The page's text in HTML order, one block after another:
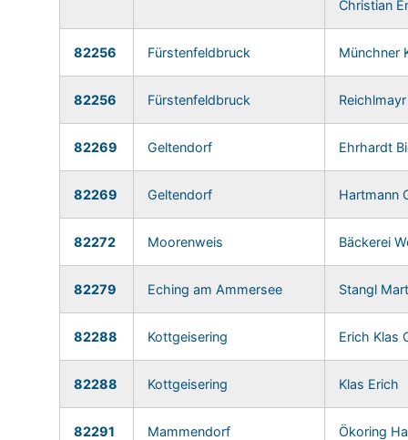
Christian
82256 Fürstenfeldbruck Münchner
82256 Fürstenfeldbruck
82269 Geltendorf Ehrhardt
82269 Geltendorf Hartmann
82272 Moorenweis Bäckerei
82279 Eching am Ammersee Stangl
82288 Kottgeisering Erich Klas
82288 Kottgeisering Klas Erich
82291 Mammendorf Ökoring